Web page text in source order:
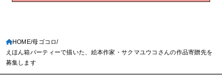
HOME 母ゴコロ
えほん箱パーティーで描いた、絵本作家・サクマユウコさんの作品寄贈先を
募集します